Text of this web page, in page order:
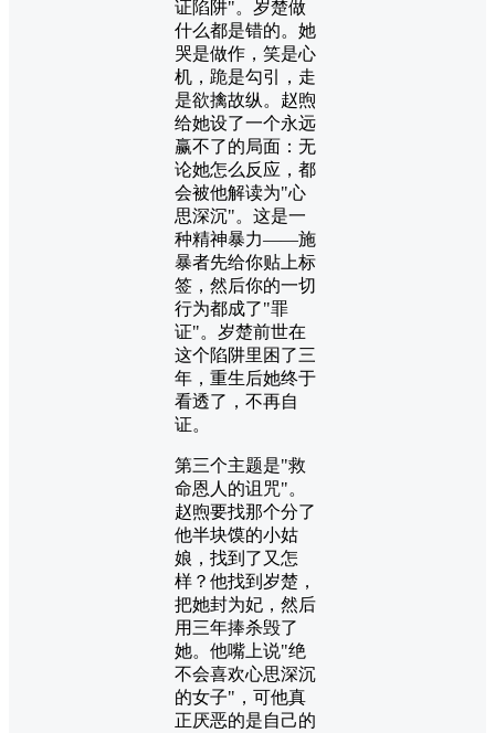
证陷阱"。岁楚做
什么都是错的。她
哭是做作，笑是心
机，跪是勾引，走
是欲擒故纵。赵煦
给她设了一个永远
赢不了的局面：无
论她怎么反应，都
会被他解读为"心
思深沉"。这是一
种精神暴力——施
暴者先给你贴上标
签，然后你的一切
行为都成了"罪
证"。岁楚前世在
这个陷阱里困了三
年，重生后她终于
看透了，不再自
证。
第三个主题是"救
命恩人的诅咒"。
赵煦要找那个分了
他半块馍的小姑
娘，找到了又怎
样？他找到岁楚，
把她封为妃，然后
用三年捧杀毁了
她。他嘴上说"绝
不会喜欢心思深沉
的女子"，可他真
正厌恶的是自己的